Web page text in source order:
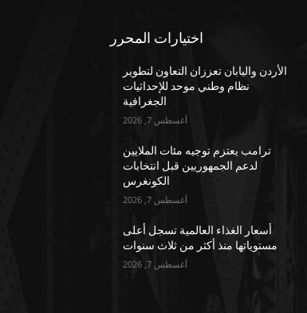
اختيارات المحرر
الأردن واليابان تعززان التعاون لتطوير
نظام وطني موحد للإحداثيات
الجغرافية
أغسطس 7, 2026
ترامب يعتزم توجيه مئات الملايين
لدعم الجمهوريين قبل انتخابات
الكونغرس
أغسطس 7, 2026
أسعار الغذاء العالمية تسجل أعلى
مستوياتها منذ أكثر من ثلاث سنوات
أغسطس 7, 2026